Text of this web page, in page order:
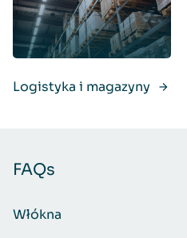
Logistyka i magazyny
FAQs
Włókna